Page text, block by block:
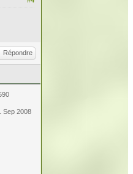
Répondre
Sep 2008